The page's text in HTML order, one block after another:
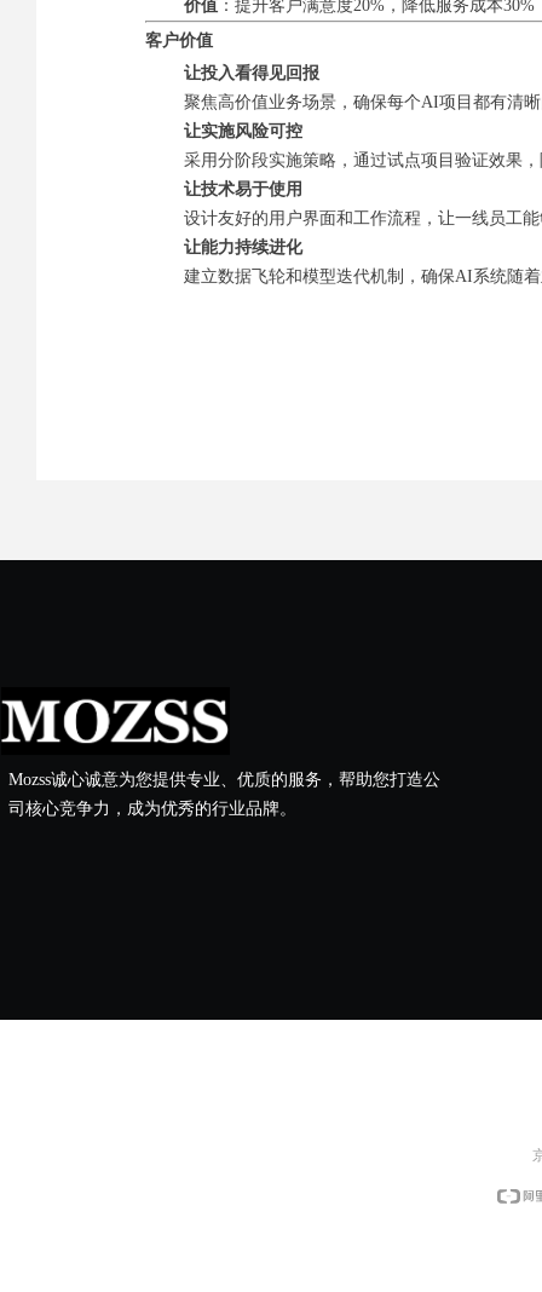
价值 ：提升客户满意度20%，降低服务成本
客户价值
让投入看得见回报
聚焦高价值业务场景，确保每个AI项目都有清晰
让实施风险可控
采用分阶段实施策略，通过试点项目验证效果，
让技术易于使用
设计友好的用户界面和工作流程，让一线员工能
让能力持续进化
建立数据飞轮和模型迭代机制，确保AI系统随着
Mozss诚心诚意为您提供专业、优质的服务，帮助您打造公
司核心竞争力，成为优秀的行业品牌。